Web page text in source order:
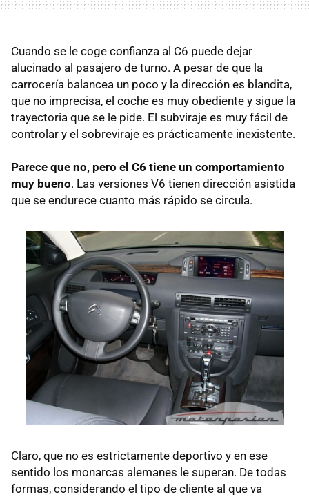
Cuando se le coge confianza al C6 puede dejar
alucinado al pasajero de turno. A pesar de que la
carrocería balancea un poco y la dirección es blandita,
que no imprecisa, el coche es muy obediente y sigue la
trayectoria que se le pide. El subviraje es muy fácil de
controlar y el sobreviraje es prácticamente inexistente.
Parece que no, pero el C6 tiene un comportamiento
muy bueno. Las versiones V6 tienen dirección asistida
que se endurece cuanto más rápido se circula.
Claro, que no es estrictamente deportivo y en ese
sentido los monarcas alemanes le superan. De todas
formas, considerando el tipo de cliente al que va